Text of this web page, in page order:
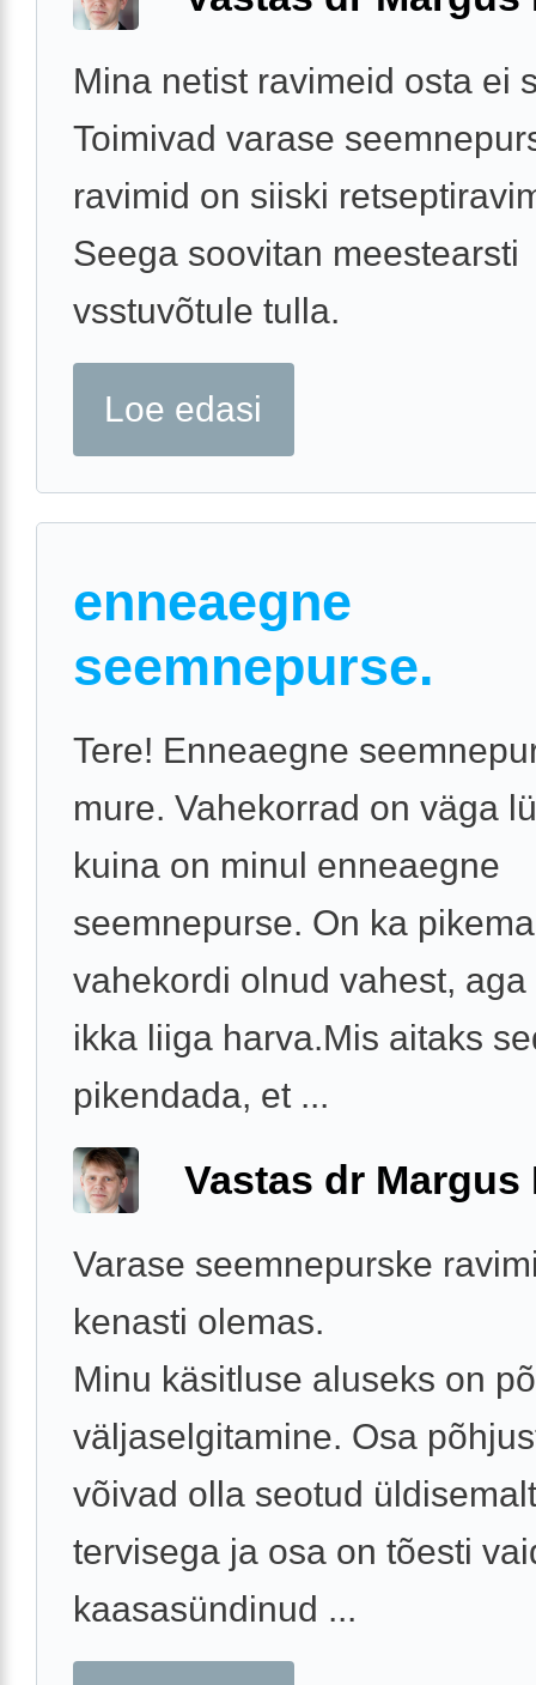
Mina netist ravimeid osta ei
Toimivad varase
ravimid on siiski
Seega soovitan meestearsti
vsstuvõtule tulla.
Loe edasi
enneaegne
seemnepurse.
Tere! Enneaegne
mure. Vahekorrad on väga
kuina on minul enneaegne
seemnepurse. On ka
vahekordi olnud vahest,
ikka liiga harva.Mis aitaks
pikendada, et ...
Vastas dr Margus
Varase seemnepurske
kenasti olemas.
Minu käsitluse aluseks on
väljaselgitamine. Osa
võivad olla seotud
tervisega ja osa on tõesti
kaasasündinud ...